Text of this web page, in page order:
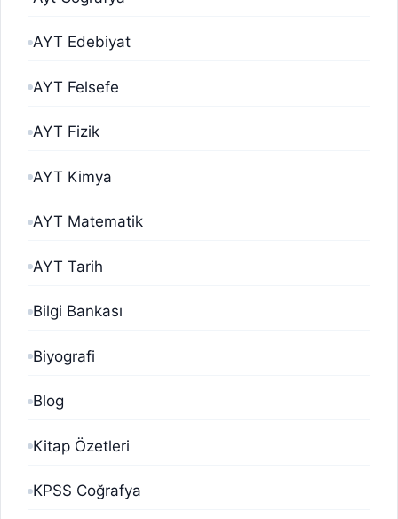
AYT Edebiyat
AYT Felsefe
AYT Fizik
AYT Kimya
AYT Matematik
AYT Tarih
Bilgi Bankası
Biyografi
Blog
Kitap Özetleri
KPSS Coğrafya